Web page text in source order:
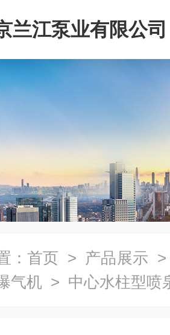
兰江泵业有限公司
： 首页 > 产品展示
气机 > 中心水柱型喷